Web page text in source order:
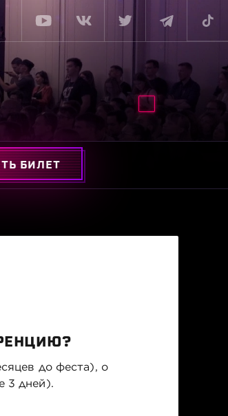
БИЛЕТ
до феста), о
3 дней).